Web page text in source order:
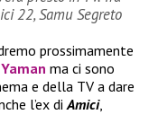
22, Samu Segreto
prossimamente
ma ci sono
e della TV a dare
l’ex di Amici,